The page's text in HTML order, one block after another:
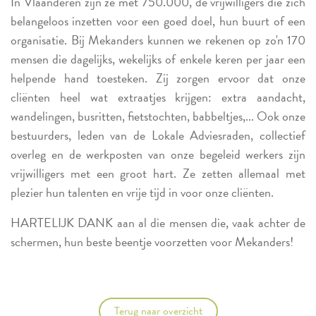
belangeloos inzetten voor een goed doel, hun buurt of een
organisatie. Bij Mekanders kunnen we rekenen op zo'n 170
mensen die dagelijks, wekelijks of enkele keren per jaar een
helpende hand toesteken. Zij zorgen ervoor dat onze
cliënten heel wat extraatjes krijgen: extra aandacht,
wandelingen, busritten, fietstochten, babbeltjes,... Ook onze
bestuurders, leden van de Lokale Adviesraden, collectief
overleg en de werkposten van onze begeleid werkers zijn
vrijwilligers met een groot hart. Ze zetten allemaal met
plezier hun talenten en vrije tijd in voor onze cliënten.
HARTELIJK DANK aan al die mensen die, vaak achter de
schermen, hun beste beentje voorzetten voor Mekanders!
Terug naar overzicht